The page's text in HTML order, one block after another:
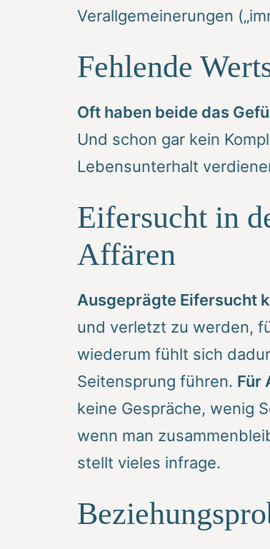
Verallgemeinerungen
Fehlende
Oft haben beide das
Und schon gar kein
Lebensunterhalt
Eifersucht in
Affären
Ausgeprägte Eifersucht
und verletzt zu werden,
wiederum fühlt sich
Seitensprung führen. Für
keine Gespräche, wenig
wenn man
stellt vieles infrage.